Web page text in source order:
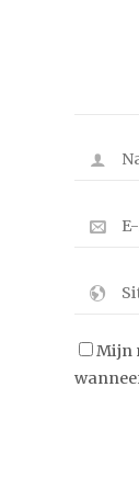
Mijn